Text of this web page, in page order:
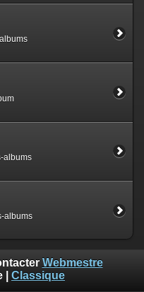
albums
albums
Webmestre
Classique